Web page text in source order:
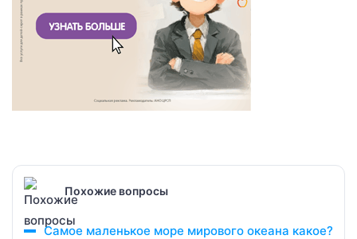
Похожие вопросы
Самое маленькое море мирового океана какое?